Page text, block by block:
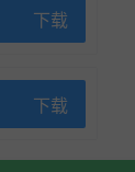
下载
下载